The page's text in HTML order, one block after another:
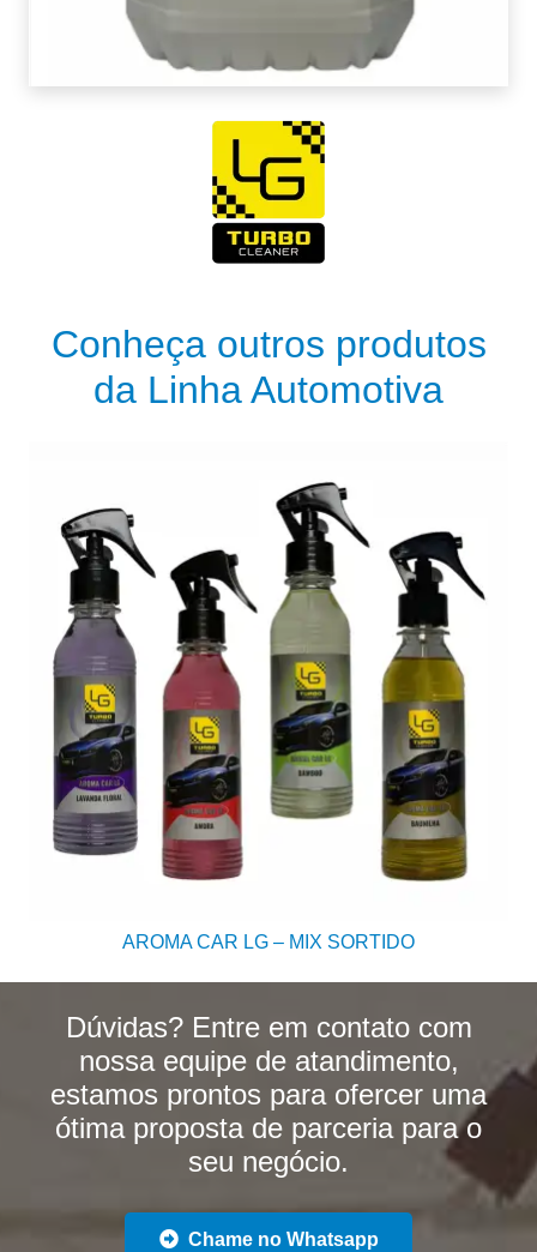
Conheça outros produtos
da Linha Automotiva
AROMA CAR LG – MIX SORTIDO
Dúvidas? Entre em contato com
nossa equipe de atandimento,
estamos prontos para ofercer uma
ótima proposta de parceria para o
seu negócio.
Chame no Whatsapp